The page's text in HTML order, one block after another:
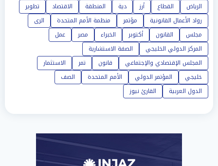
الرياض
القطاع أرز دية المنطقة الاقتصاد
تطوير
رواد الأعمال القانونية
مؤتمر منظمة الأمم المتحدة
الرى
مجلس
القانون أكتوبر الخبراء مصر
عمل
المركز الدولي الخليجي
الصفة الاستشارية
المجلس الإقتصادي والإجتماعي
قانون تمر
الاستثمار
خليجي
المؤتمر الدولي الأمم المتحدة
الصف
الدول العربية
القارئ نيوز